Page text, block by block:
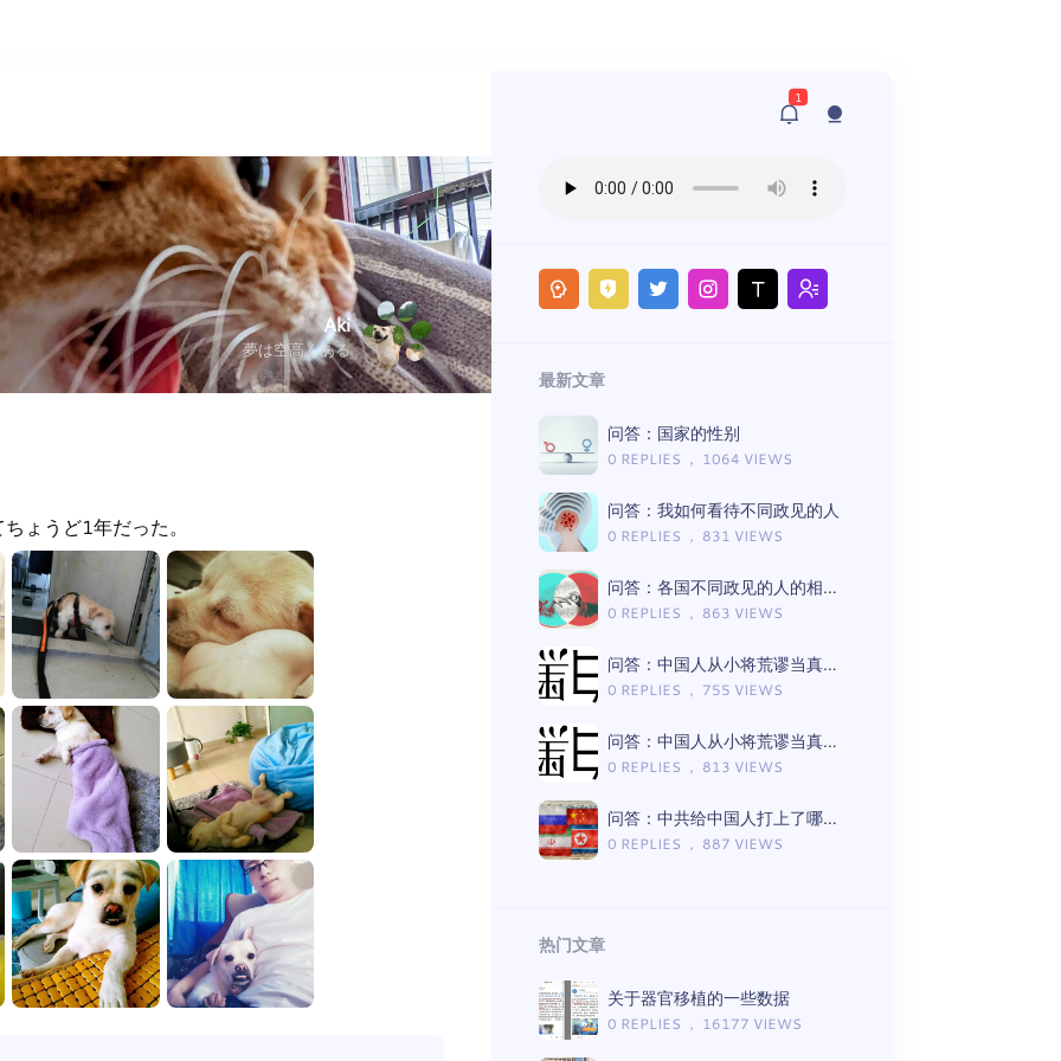
Aki
夢は空高くある
ょうど1年だった。
1
最新文章
问答：国家的性别
0 REPLIES ， 1064 VIEWS
问答：我如何看待不同政见的人
0 REPLIES ， 831 VIEWS
问答：各国不同政见的人的相处模式差异
0 REPLIES ， 863 VIEWS
问答：中国人从小将荒谬当真理的言论有哪些（Gemini版）
0 REPLIES ， 755 VIEWS
问答：中国人从小将荒谬当真理的言论有哪些（ChatGPT版）
0 REPLIES ， 813 VIEWS
问答：中共给中国人打上了哪些思想钢印（Gemini版）
0 REPLIES ， 887 VIEWS
热门文章
关于器官移植的一些数据
0 REPLIES ， 16177 VIEWS